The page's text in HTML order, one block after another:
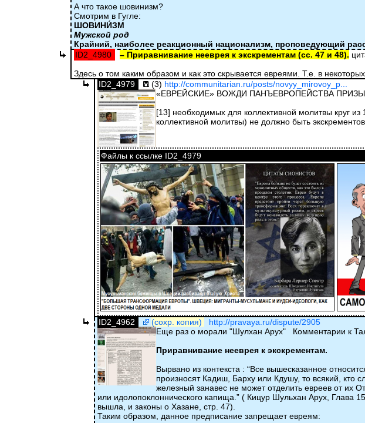
А что такое шовинизм?
Смотрим в Гугле:
ШОВИНИ́ЗМ
Мужской род
Крайний, наиболее реакционный национализм, проповедующий
ID2_4980
– Приравнивание нееврея к экскрементам (сс. 47 и 48).
Здесь о том каким образом и как это скрывается евреями. Т.е. в
ID2_4979
(3) http://communitarian.ru/posts/novyy_mirovoy_p...
«ЕВРЕЙСКИЕ» ВОЖДИ ПАНЪЕВРОПЕЙСТВА
[13] необходимых для коллективной молитвы круг
коллективной молитвы) не должно быть
Файлы к ссылке ID2_4979
ID2_4962 (сохр. копия)
http://pravaya.ru/dispute/2905
Еще раз о морали "Шулхан Арух" Комментарии к
Приравнивание нееврея к экскрементам.
Вырвано из контекста : “Все вышесказанное
произносят Кадиш, Барху или Кдушу, то всякий, кто
железный занавес не может отделить евреев от их
или идолопоклоннического капища.” ( Кицур Шульхан Арух, Глава
вышла, и законы о Хазане, стр. 47).
Таким образом, данное предписание запрещает евреям: